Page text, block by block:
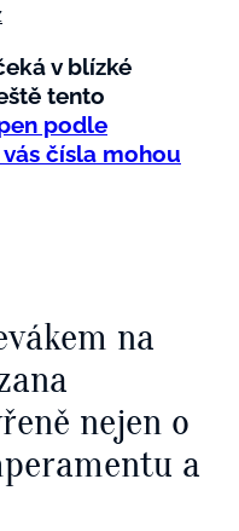
v blízké
tento
podle
čísla mohou
na
nejen o
a